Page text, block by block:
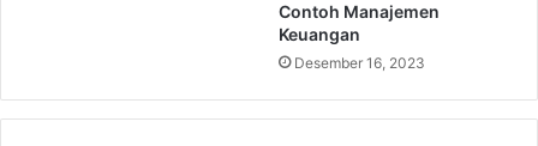
Contoh Manajemen
Keuangan
Desember 16, 2023